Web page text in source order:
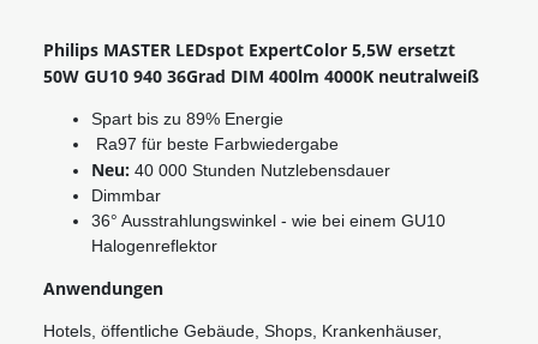
Philips MASTER LEDspot ExpertColor 5,5W ersetzt
50W GU10 940 36Grad DIM 400lm 4000K neutralweiß
Spart bis zu 89% Energie
Ra97 für beste Farbwiedergabe
Neu: 40 000 Stunden Nutzlebensdauer
Dimmbar
36° Ausstrahlungswinkel - wie bei einem GU10
Halogenreflektor
Anwendungen
Hotels, öffentliche Gebäude, Shops, Krankenhäuser,